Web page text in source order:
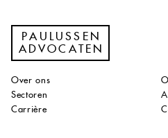
PAULUSSEN
ADVOCATEN
Over ons
Sectoren
Carrière